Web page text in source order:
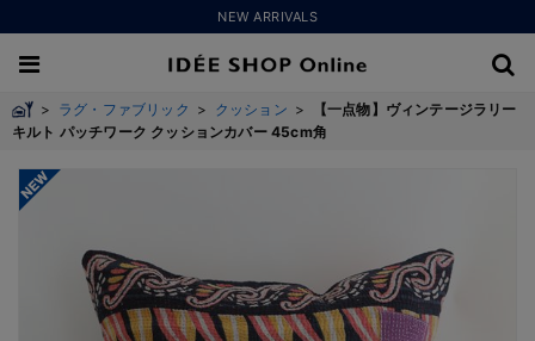
NEW ARRIVALS
> ラグ・ファブリック > クッション >
【一点物】ヴィンテージラリー
キルト パッチワーク クッションカバー 45cm角